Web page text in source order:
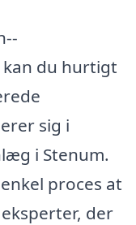
du hurtigt
sig i
i Stenum.
proces at
der